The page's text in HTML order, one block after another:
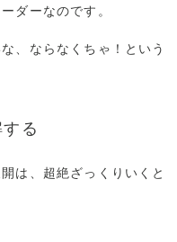
ダーなのです。
、ならなくちゃ！という
る
は、超絶ざっくりいくと